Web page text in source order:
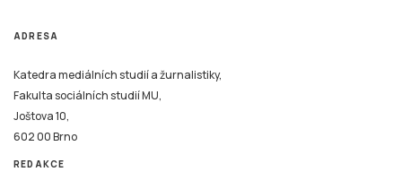
Katedra mediálních studií a žurnalistiky,
Joštova 10,
602 00 Brno
REDAKCE